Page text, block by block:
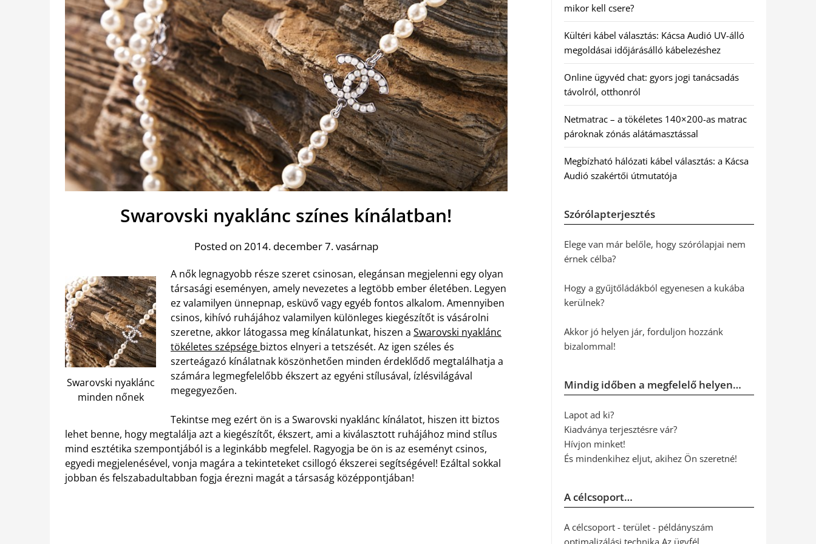
Swarovski nyaklánc színes kínálatban!
Posted on 2014. december 7. vasárnap
Swarovski nyaklánc
minden nőnek
A nők legnagyobb része szeret csinosan, elegánsan megjelenni egy olyan
társasági eseményen, amely nevezetes a legtöbb ember életében. Legyen
ez valamilyen ünnepnap, esküvő vagy egyéb fontos alkalom. Amennyiben
csinos, kihívó ruhájához valamilyen különleges kiegészítőt is vásárolni
szeretne, akkor látogassa meg kínálatunkat, hiszen a Swarovski nyaklánc
tökéletes szépsége biztos elnyeri a tetszését. Az igen széles és
szerteágazó kínálatnak köszönhetően minden érdeklődő megtalálhatja a
számára legmegfelelőbb ékszert az egyéni stílusával, ízlésvilágával
megegyezően.
Tekintse meg ezért ön is a Swarovski nyaklánc kínálatot, hiszen itt biztos
lehet benne, hogy megtalálja azt a kiegészítőt, ékszert, ami a kiválasztott ruhájához mind stílus
mind esztétika szempontjából is a leginkább megfelel. Ragyogja be ön is az eseményt csinos,
egyedi megjelenésével, vonja magára a tekinteteket csillogó ékszerei segítségével! Ezáltal sokkal
jobban és felszabadultabban fogja érezni magát a társaság középpontjában!
mikor kell csere?
Kültéri kábel választás: Kácsa Audió UV-álló
megoldásai időjárásálló kábelezéshez
Online ügyvéd chat: gyors jogi tanácsadás
távolról, otthonról
Netmatrac – a tökéletes 140×200-as matrac
pároknak zónás alátámasztással
Megbízható hálózati kábel választás: a Kácsa
Audió szakértői útmutatója
Szórólapterjesztés
Elege van már belőle, hogy szórólapjai nem
érnek célba?
Hogy a gyűjtőládákból egyenesen a kukába
kerülnek?
Akkor jó helyen jár, forduljon hozzánk
bizalommal!
Mindig időben a megfelelő helyen…
Lapot ad ki?
Kiadványa terjesztésre vár?
Hívjon minket!
És mindenkihez eljut, akihez Ön szeretné!
A célcsoport…
A célcsoport - terület - példányszám
optimalizálási technika Az ügyfél